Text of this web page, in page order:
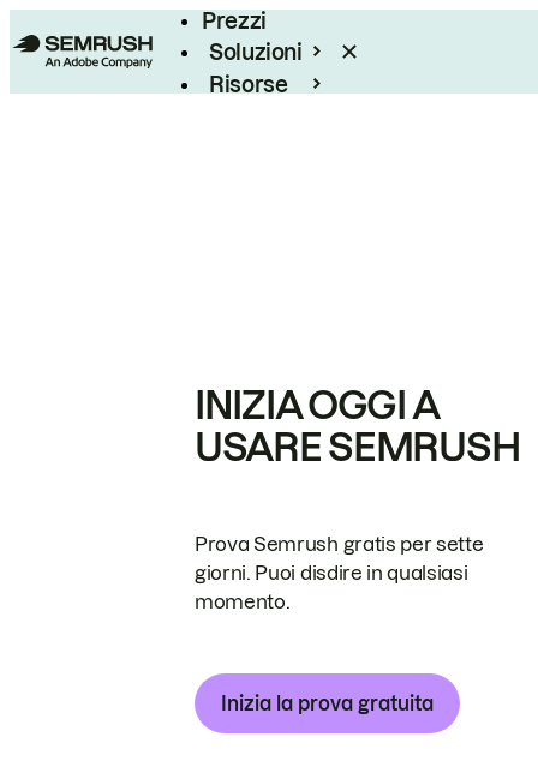
Prezzi
Soluzioni
Risorse
INIZIA OGGI A
USARE SEMRUSH
Prova Semrush gratis per sette
giorni. Puoi disdire in qualsiasi
momento.
Inizia la prova gratuita